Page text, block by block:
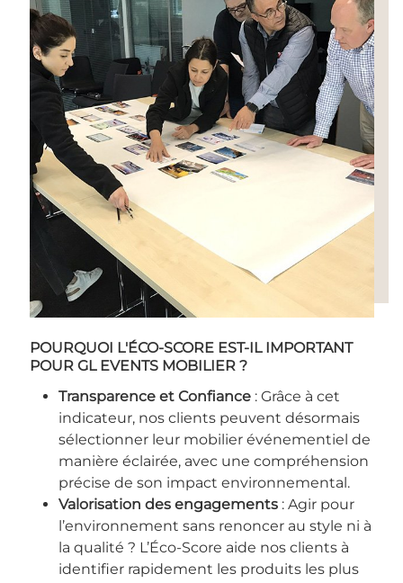
POURQUOI L'ÉCO-SCORE EST-IL IMPORTANT
POUR GL EVENTS MOBILIER ?
Transparence et Confiance: Grâce à cet
indicateur, nos clients peuvent désormais
sélectionner leur mobilier événementiel de
manière éclairée, avec une compréhension
précise de son impact environnemental.
Valorisation des engagements: Agir pour
l’environnement sans renoncer au style ni à
la qualité ? L’Éco-Score aide nos clients à
identifier rapidement les produits les plus